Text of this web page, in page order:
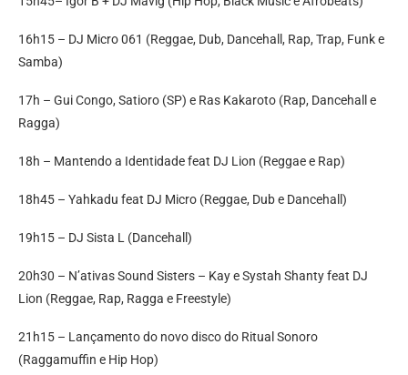
16h15 – DJ Micro 061 (Reggae, Dub, Dancehall, Rap, Trap, Funk e
Samba)
17h – Gui Congo, Satioro (SP) e Ras Kakaroto (Rap, Dancehall e
Ragga)
18h – Mantendo a Identidade feat DJ Lion (Reggae e Rap)
18h45 – Yahkadu feat DJ Micro (Reggae, Dub e Dancehall)
19h15 – DJ Sista L (Dancehall)
20h30 – N’ativas Sound Sisters – Kay e Systah Shanty feat DJ
Lion (Reggae, Rap, Ragga e Freestyle)
21h15 – Lançamento do novo disco do Ritual Sonoro
(Raggamuffin e Hip Hop)